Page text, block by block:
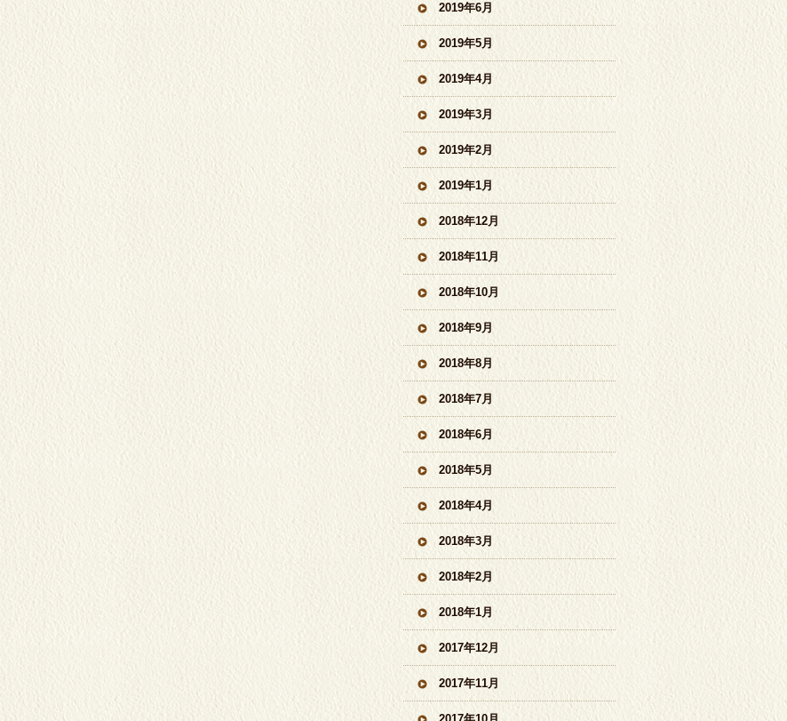
2019年6月
2019年5月
2019年4月
2019年3月
2019年2月
2019年1月
2018年12月
2018年11月
2018年10月
2018年9月
2018年8月
2018年7月
2018年6月
2018年5月
2018年4月
2018年3月
2018年2月
2018年1月
2017年12月
2017年11月